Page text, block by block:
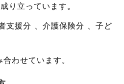
り立っています。
支援分 、介護保険分 、子ど
わせています。